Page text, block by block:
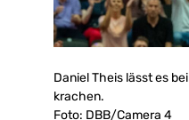
Daniel Theis lässt es
krachen.
Foto: DBB/Camera 4